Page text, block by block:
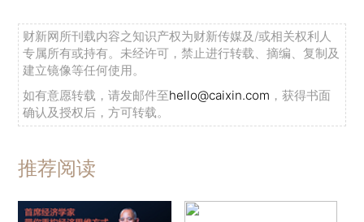
财新网所刊载内容之知识产权为财新传媒及/或相关权利人
专属所有或持有。未经许可，禁止进行转载、摘编、复制及
建立镜像等任何使用。
如有意愿转载，请发邮件至hello@caixin.com ，获得书面
确认及授权后，方可转载。
推荐阅读